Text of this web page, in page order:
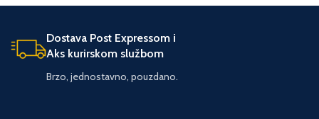
blago jedne bogate zemlje treba
svetlu predstaviti drugima. Otuda
pravom nazivaju kapitalnim i što
Dostava Post Expressom i
Aks kurirskom službom
Brzo, jednostavno, pouzdano.